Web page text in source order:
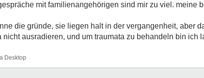
mit familienangehörigen sind mir zu viel. meine
die gründe, sie liegen halt in der vergangenheit, aber
nicht ausradieren, und um traumata zu behandeln bin ich